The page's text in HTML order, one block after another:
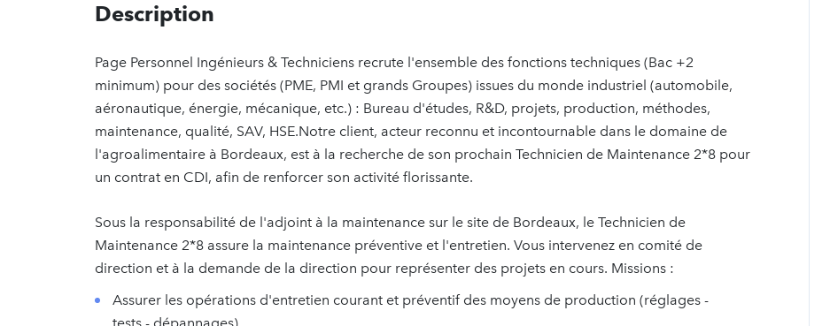
Description
Page Personnel Ingénieurs & Techniciens recrute l'ensemble des fonctions techniques (Bac +2
minimum) pour des sociétés (PME, PMI et grands Groupes) issues du monde industriel (automobile,
aéronautique, énergie, mécanique, etc.) : Bureau d'études, R&D, projets, production, méthodes,
maintenance, qualité, SAV, HSE.Notre client, acteur reconnu et incontournable dans le domaine de
l'agroalimentaire à Bordeaux, est à la recherche de son prochain Technicien de Maintenance 2*8 pour
un contrat en CDI, afin de renforcer son activité florissante.
Sous la responsabilité de l'adjoint à la maintenance sur le site de Bordeaux, le Technicien de
Maintenance 2*8 assure la maintenance préventive et l'entretien. Vous intervenez en comité de
direction et à la demande de la direction pour représenter des projets en cours. Missions :
Assurer les opérations d'entretien courant et préventif des moyens de production (réglages -